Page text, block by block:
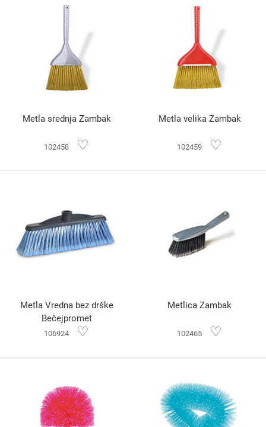
Metla srednja Zambak
102458 ♡
Metla velika Zambak
102459 ♡
Metla Vredna bez drške
Bečejpromet
106924 ♡
Metlica Zambak
102465 ♡